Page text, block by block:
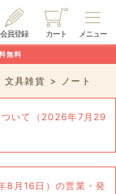
メニュー
カート
会員登録
無料
文具雑貨 ノート
ついて（2026年7月29
月16日）の営業・発